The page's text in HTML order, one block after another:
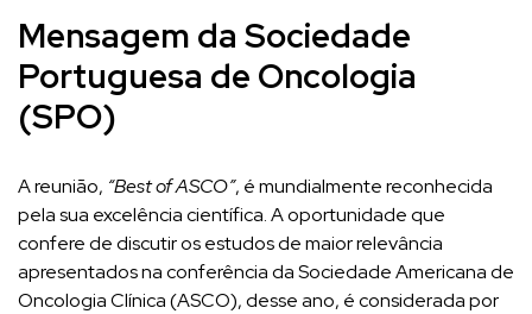
Mensagem da Sociedade
Portuguesa de Oncologia
(SPO)
A reunião, “Best of ASCO”, é mundialmente reconhecida
pela sua excelência científica. A oportunidade que
confere de discutir os estudos de maior relevância
apresentados na conferência da Sociedade Americana de
Oncologia Clínica (ASCO), desse ano, é considerada por